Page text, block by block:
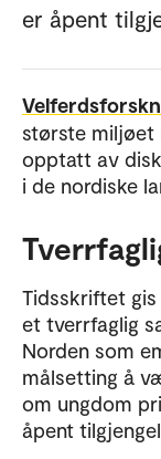
er åpent
største miljøet
opptatt av
i de nordiske
Tidsskriftet gis
et tverrfaglig
Norden som
målsetting å
om ungdom
åpent